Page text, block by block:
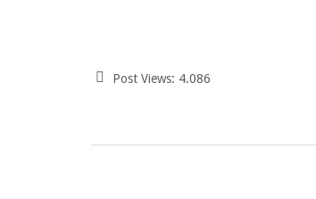
Post Views: 4.086